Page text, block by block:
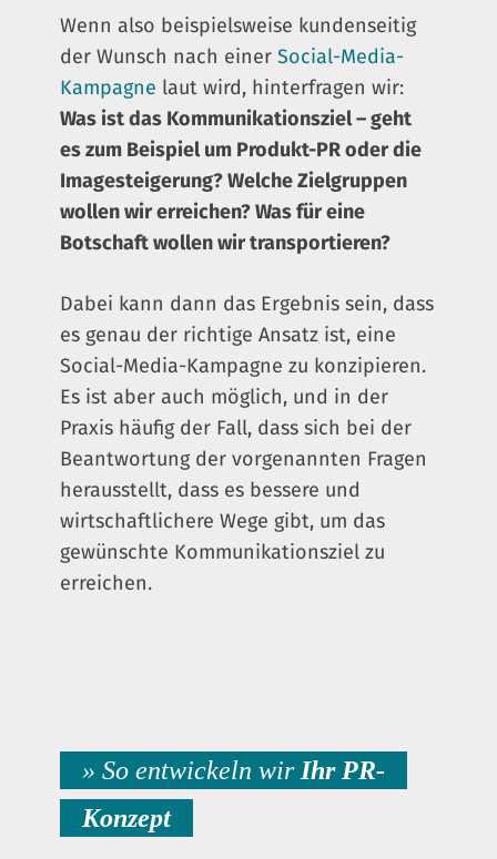
Wenn also beispielsweise kundenseitig
der Wunsch nach einerSocial-Media-
Kampagne laut wird, hinterfragen wir:
Was ist das Kommunikationsziel – geht
es zum Beispiel um Produkt-PR oder die
Imagesteigerung? Welche Zielgruppen
wollen wir erreichen? Was für eine
Botschaft wollen wir transportieren?
Dabei kann dann das Ergebnis sein, dass
es genau der richtige Ansatz ist, eine
Social-Media-Kampagne zu konzipieren.
Es ist aber auch möglich, und in der
Praxis häufig der Fall, dass sich bei der
Beantwortung der vorgenannten Fragen
herausstellt, dass es bessere und
wirtschaftlichere Wege gibt, um das
gewünschte Kommunikationsziel zu
erreichen.
» So entwickeln wir Ihr PR-
Konzept